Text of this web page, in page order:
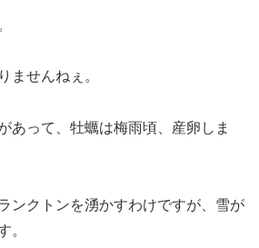
ませんねぇ。
あって、牡蠣は梅雨頃、産卵しま
ンクトンを湧かすわけですが、雪が
。